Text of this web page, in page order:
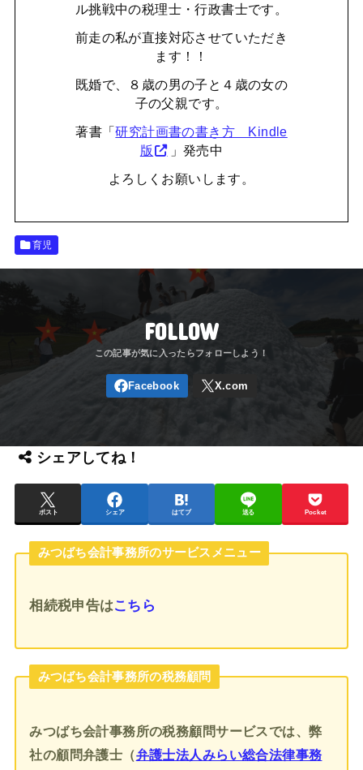
ル挑戦中の税理士・行政書士です。
前走の私が直接対応させていただき
ます！！
既婚で、８歳の男の子と４歳の女の
子の父親です。
著書「研究計画書の書き方 Kindle
版
」発売中
よろしくお願いします。
育児
FOLLOW
シェアしてね！
ポスト シェア はてブ 送る Pocket
みつばち会計事務所のサービスメニュー
相続税申告はこちら
みつばち会計事務所の税務顧問
みつばち会計事務所の税務顧問サービスでは、弊
社の顧問弁護士（弁護士法人みらい総合法律事務